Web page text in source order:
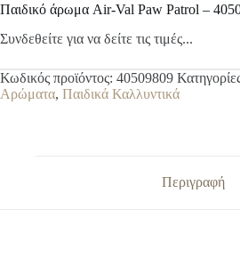
Παιδικό άρωμα Air-Val Paw Patrol –
Συνδεθείτε για να δείτε τις τιμές...
Κωδικός προϊόντος: 40509809
Αρώματα, Παιδικά Καλλυντικά
Περιγραφή